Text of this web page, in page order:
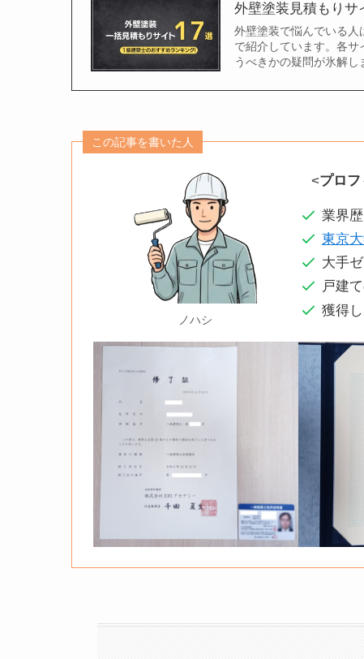
外壁塗装見積もりサ
外壁塗装で悩んでいる
で紹介しています。各
うべきかの疑問が氷解し
この記事を書いた人
ノハシ
<プロ
業界
東京
大手
戸建
獲得